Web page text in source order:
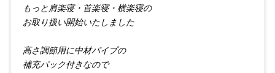
もっと肩楽寝・首楽寝・横楽寝の
お取り扱い開始いたしました
高さ調節用に中材パイプの
補充パック付きなので